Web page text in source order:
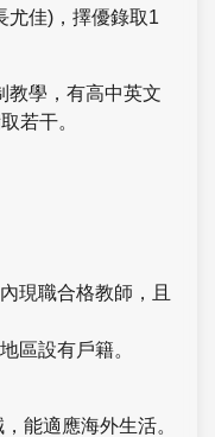
尤佳)，擇優錄取1
教學，有高中英文
若干。
現職合格教師，且
區設有戶籍。
能適應海外生活。